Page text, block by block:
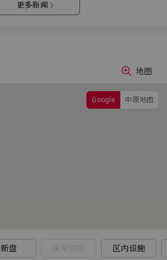
更多新闻
Google 中原地图
地图
新盘 区内设施